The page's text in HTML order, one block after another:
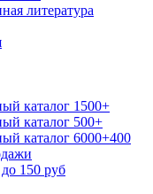
литература
каталог 1500+
каталог 500+
каталог 6000+400
150 руб